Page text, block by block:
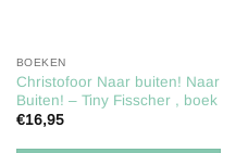
BOEKEN
Christofoor Naar buiten! Naar
Buiten! – Tiny Fisscher , boek
€16,95